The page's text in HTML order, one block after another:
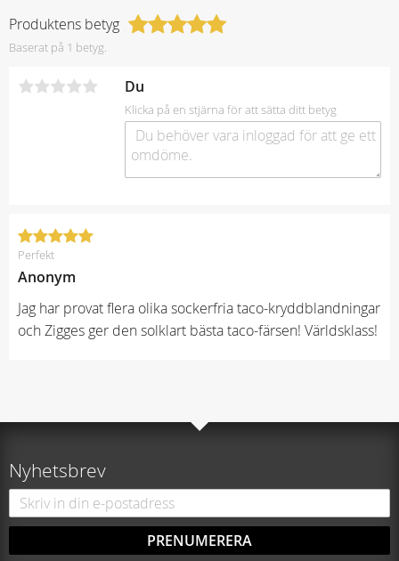
Produktens betyg
Baserat på 1 betyg.
Du
Klicka på en stjärna för att sätta ditt betyg
Perfekt
Anonym
Jag har provat flera olika sockerfria taco-kryddblandningar
och Zigges ger den solklart bästa taco-färsen! Världsklass!
Nyhetsbrev
PRENUMERERA